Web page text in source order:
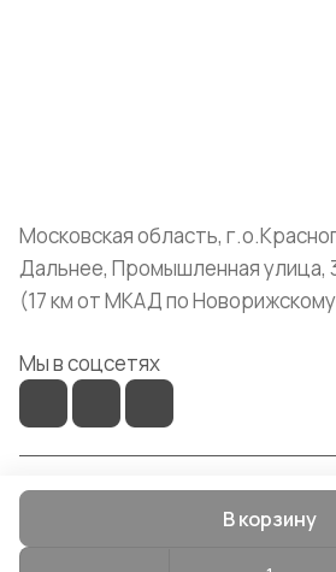
В корзину
Московская область,
Дальнее, Промышленная улица,
(17 км от МКАД по
Мы в соцсетях
Конфиденциальность Оферта